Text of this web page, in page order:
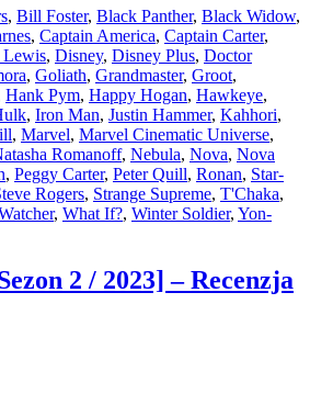
, Bill Foster, Black Panther, Black Widow,
, Captain America, Captain Carter,
Lewis, Disney, Disney Plus, Doctor
, Goliath, Grandmaster, Groot,
Hank Pym, Happy Hogan, Hawkeye,
, Iron Man, Justin Hammer, Kahhori,
, Marvel, Marvel Cinematic Universe,
Romanoff, Nebula, Nova, Nova
, Peggy Carter, Peter Quill, Ronan, Star-
Rogers, Strange Supreme, T'Chaka,
, What If?, Winter Soldier, Yon-
2 / 2023] – Recenzja